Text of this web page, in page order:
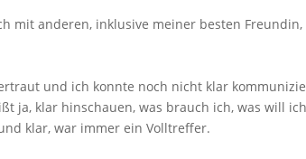
mit anderen, inklusive meiner besten Freundin,
und ich konnte noch nicht klar
ja, klar hinschauen, was brauch ich, was will
klar, war immer ein Volltreffer.